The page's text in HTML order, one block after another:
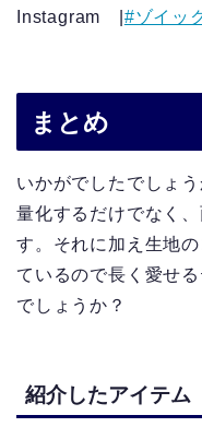
Instagram | #ゾイッ
まとめ
いかがでしたでしょ
量化するだけでなく
す。それに加え生地
ているので長く愛せ
でしょうか？
紹介したアイテム